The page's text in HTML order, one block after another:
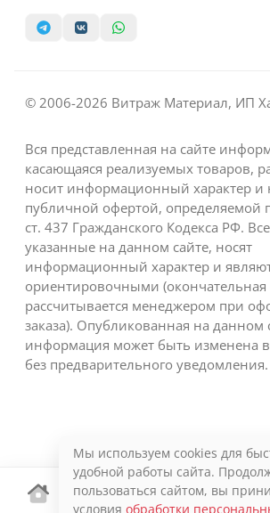
© 2006-2026 Витраж Материал, ИП
Вся представленная на сайте
касающаяся реализуемых товаров,
носит информационный характер и
публичной офертой, определяемой
ст. 437 Гражданского Кодекса РФ.
указанные на данном сайте, носят
информационный характер и
ориентировочными (окончательная
рассчитывается менеджером при
заказа). Опубликованная на данном
информация может быть изменена
без предварительного уведомления.
Мы используем cookies для
удобной работы сайта.
пользоваться сайтом, вы
условия обработки